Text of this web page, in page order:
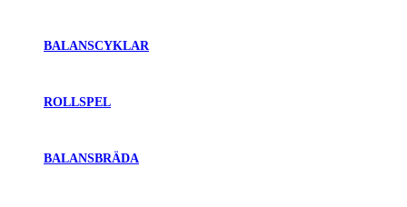
BALANSCYKLAR
ROLLSPEL
BALANSBRÄDA